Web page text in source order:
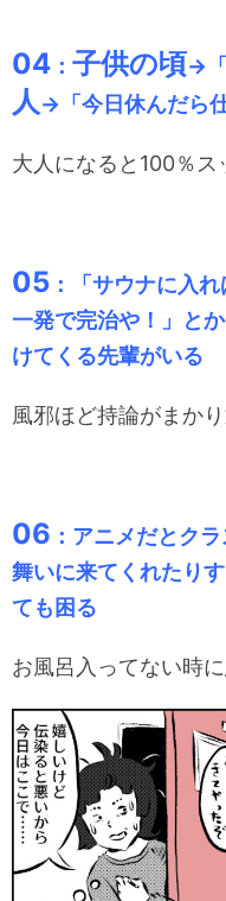
04 ： 子供の頃→
人 →「今日休んだら
大人になると100％
05 ：「サウナに入
一発で完治や！」と
けてくる先輩がいる
風邪ほど持論がまか
06 ：アニメだとク
舞いに来てくれたり
ても困る
お風呂入ってない時